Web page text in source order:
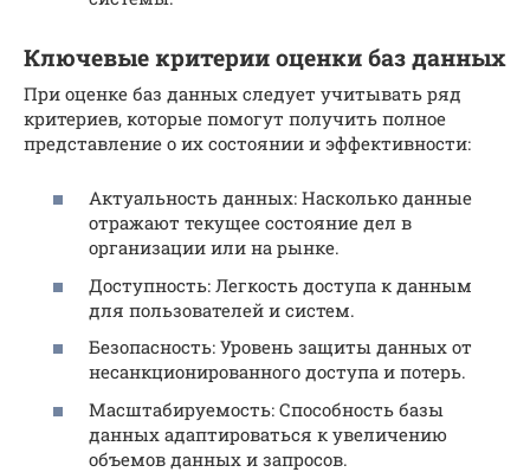
Ключевые критерии оценки баз данных
При оценке баз данных следует учитывать ряд
критериев, которые помогут получить полное
представление о их состоянии и эффективности:
Актуальность данных: Насколько данные
отражают текущее состояние дел в
организации или на рынке.
Доступность: Легкость доступа к данным
для пользователей и систем.
Безопасность: Уровень защиты данных от
несанкционированного доступа и потерь.
Масштабируемость: Способность базы
данных адаптироваться к увеличению
объемов данных и запросов.